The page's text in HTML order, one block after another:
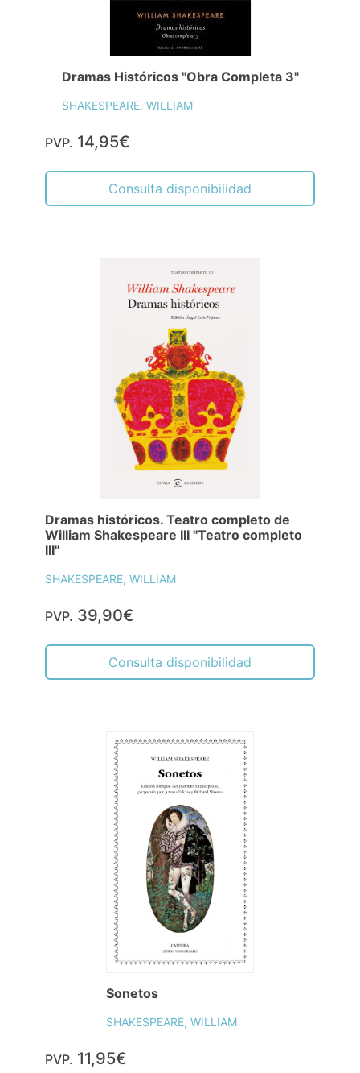
Dramas Históricos "Obra Completa 3"
SHAKESPEARE, WILLIAM
PVP. 14,95€
Consulta disponibilidad
Dramas históricos. Teatro completo de
William Shakespeare III "Teatro completo
III"
SHAKESPEARE, WILLIAM
PVP. 39,90€
Consulta disponibilidad
Sonetos
SHAKESPEARE, WILLIAM
PVP. 11,95€